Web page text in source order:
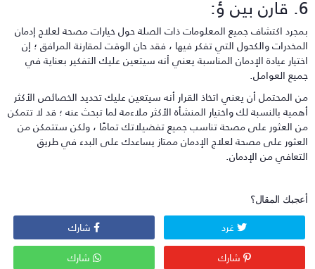
اكتشاف جميع المعلومات ذات الصلة حول خيارات مصحة لعلاج إدمان
والكحول التي تفكر فيها ، فقد حان الوقت لمقارنة المرافق ؛ إن
عيادة الإدمان المناسبة يعني أنه سيتعين عليك التفكير بعناية في
العوامل.
المحتمل أن يعني اتخاذ القرار أنه سيتعين عليك تحديد الخصائص الأكثر
بالنسبة لك واختيار المنشأة الأكثر ملاءمة لما تبحث عنه ؛ قد لا تتمكن
العثور على مصحة تناسب جميع تفضيلاتك تمامًا ، ولكن ستتمكن من
على مصحة لعلاج الإدمان ممتاز يساعدك على البدء في طريق
من الإدمان.
المقال؟
غرد
شارك
شارك
شارك